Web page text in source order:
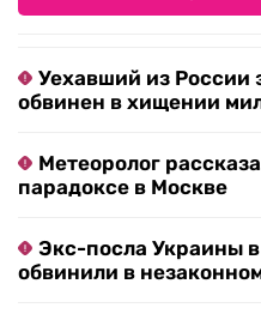
Уехавший из России
обвинен в хищении
Метеоролог
парадоксе в Москве
Экс-посла Украины
обвинили в